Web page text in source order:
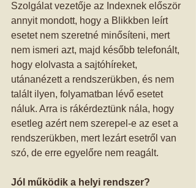
Szolgálat vezetője az Indexnek először
annyit mondott, hogy a Blikkben leírt
esetet nem szeretné minősíteni, mert
nem ismeri azt, majd később telefonált,
hogy elolvasta a sajtóhíreket,
utánanézett a rendszerükben, és nem
talált ilyen, folyamatban lévő esetet
náluk. Arra is rákérdeztünk nála, hogy
esetleg azért nem szerepel-e az eset a
rendszerükben, mert lezárt esetről van
szó, de erre egyelőre nem reagált.
Jól működik a helyi rendszer?